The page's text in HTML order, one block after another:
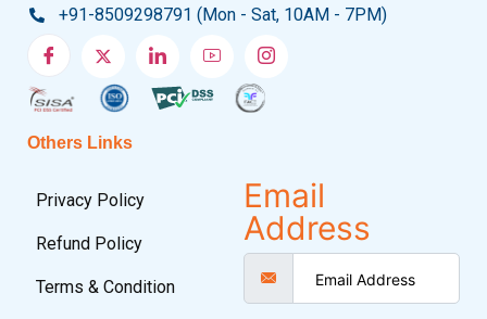
+91-8509298791 (Mon - Sat, 10AM - 7PM)
Others Links
Privacy Policy
Refund Policy
Terms & Condition
Email
Address